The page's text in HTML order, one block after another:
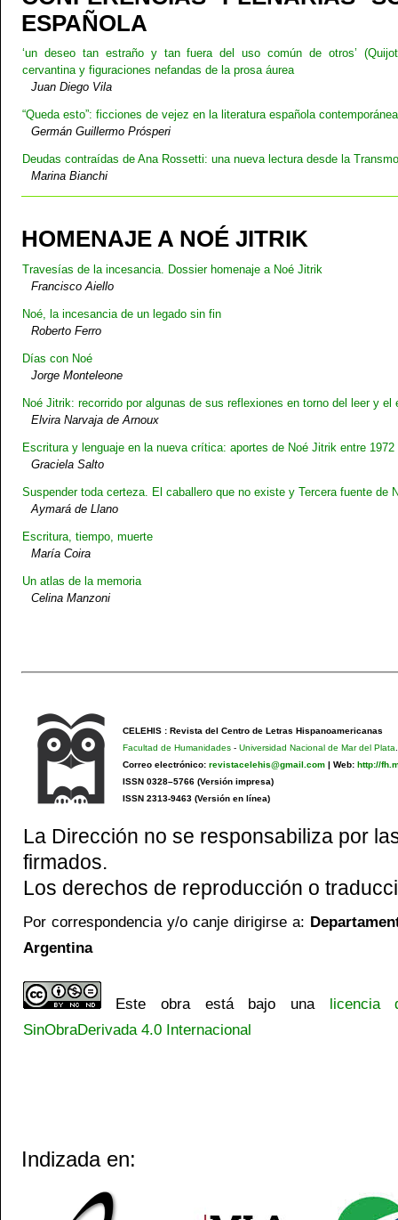
ESPAÑOLA
‘un deseo tan estraño y tan fuera del uso común de otros’
cervantina y figuraciones nefandas de la prosa áurea
Juan Diego Vila
“Queda esto”: ficciones de vejez en la literatura española contemporánea
Germán Guillermo Prósperi
Deudas contraídas de Ana Rossetti: una nueva lectura desde la
Marina Bianchi
HOMENAJE A NOÉ JITRIK
Travesías de la incesancia. Dossier homenaje a Noé Jitrik
Francisco Aiello
Noé, la incesancia de un legado sin fin
Roberto Ferro
Días con Noé
Jorge Monteleone
Noé Jitrik: recorrido por algunas de sus reflexiones en torno del leer y el
Elvira Narvaja de Arnoux
Escritura y lenguaje en la nueva crítica: aportes de Noé Jitrik entre 1972
Graciela Salto
Suspender toda certeza. El caballero que no existe y Tercera fuente de
Aymará de Llano
Escritura, tiempo, muerte
María Coira
Un atlas de la memoria
Celina Manzoni
CELEHIS : Revista del Centro de Letras Hispanoamericanas
Facultad de Humanidades- Universidad Nacional de Mar del Plata
Correo electrónico: revistacelehis@gmail.com| Web: http://
ISSN 0328–5766 (Versión impresa)
ISSN 2313-9463 (Versión en línea)
La Dirección no se responsabiliza por
firmados.
Los derechos de reproducción o
Por correspondencia y/o canje dirigirse a:
Argentina
Este obra está bajo una licencia
SinObraDerivada 4.0 Internacional
Indizada en: